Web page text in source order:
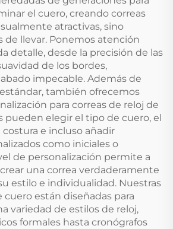
el cuero, creando correas
atractivas, sino
llevar. Ponemos atención
detalle, desde la precisión de las
de los bordes,
impecable. Además de
también ofrecemos
para correas de reloj de
pueden elegir el tipo de cuero, el
e incluso añadir
como iniciales o
de personalización permite a
una correa verdaderamente
estilo e individualidad. Nuestras
cuero están diseñadas para
variedad de estilos de reloj,
formales hasta cronógrafos